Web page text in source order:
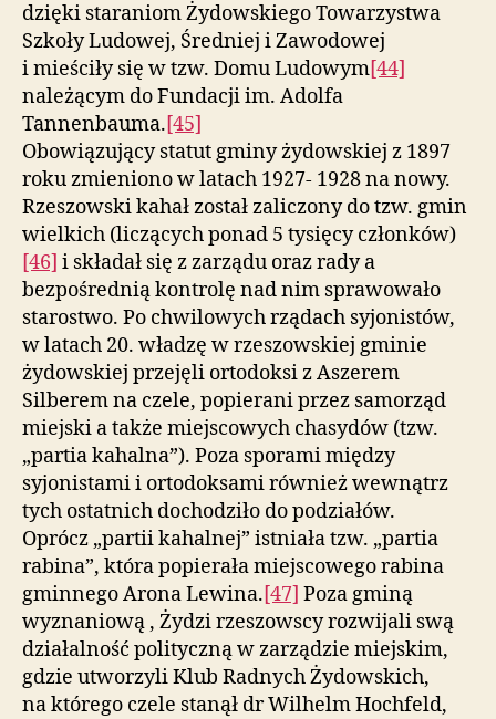
dzięki staraniom Żydowskiego Towarzystwa
Szkoły Ludowej, Średniej i Zawodowej
i mieściły się w tzw. Domu Ludowym[44]
należącym do Fundacji im. Adolfa
Tannenbauma.[45]
Obowiązujący statut gminy żydowskiej z 1897
roku zmieniono w latach 1927- 1928 na nowy.
Rzeszowski kahał został zaliczony do tzw. gmin
wielkich (liczących ponad 5 tysięcy członków)
[46] i składał się z zarządu oraz rady a
bezpośrednią kontrolę nad nim sprawowało
starostwo. Po chwilowych rządach syjonistów,
w latach 20. władzę w rzeszowskiej gminie
żydowskiej przejęli ortodoksi z Aszerem
Silberem na czele, popierani przez samorząd
miejski a także miejscowych chasydów (tzw.
„partia kahalna”). Poza sporami między
syjonistami i ortodoksami również wewnątrz
tych ostatnich dochodziło do podziałów.
Oprócz „partii kahalnej” istniała tzw. „partia
rabina”, która popierała miejscowego rabina
gminnego Arona Lewina.[47] Poza gminą
wyznaniową , Żydzi rzeszowscy rozwijali swą
działalność polityczną w zarządzie miejskim,
gdzie utworzyli Klub Radnych Żydowskich,
na którego czele stanął dr Wilhelm Hochfeld,